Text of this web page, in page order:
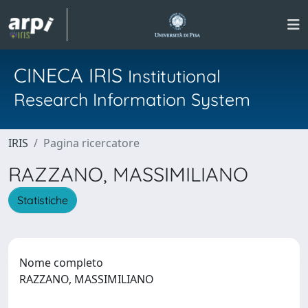
CINECA IRIS Institutional
Research Information System
IRIS Pagina ricercatore
RAZZANO, MASSIMILIANO
Statistiche
Nome completo
RAZZANO, MASSIMILIANO